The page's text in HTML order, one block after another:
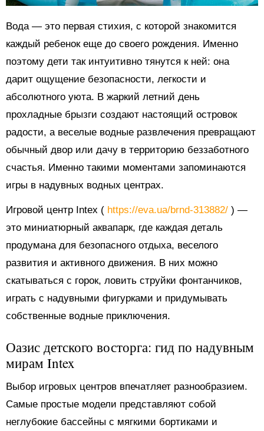
Вода — это первая стихия, с которой знакомится
каждый ребенок еще до своего рождения. Именно
поэтому дети так интуитивно тянутся к ней: она
дарит ощущение безопасности, легкости и
абсолютного уюта. В жаркий летний день
прохладные брызги создают настоящий островок
радости, а веселые водные развлечения превращают
обычный двор или дачу в территорию беззаботного
счастья. Именно такими моментами запоминаются
игры в надувных водных центрах.
Игровой центр Intex ( https://eva.ua/brnd-313882/ ) —
это миниатюрный аквапарк, где каждая деталь
продумана для безопасного отдыха, веселого
развития и активного движения. В них можно
скатываться с горок, ловить струйки фонтанчиков,
играть с надувными фигурками и придумывать
собственные водные приключения.
Оазис детского восторга: гид по надувным
мирам Intex
Выбор игровых центров впечатляет разнообразием.
Самые простые модели представляют собой
неглубокие бассейны с мягкими бортиками и